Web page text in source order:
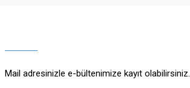
Bu ürüne benzer farklı alternatifler olmalı.
Mail adresinizle e-bültenimize kayıt olabilirsiniz.